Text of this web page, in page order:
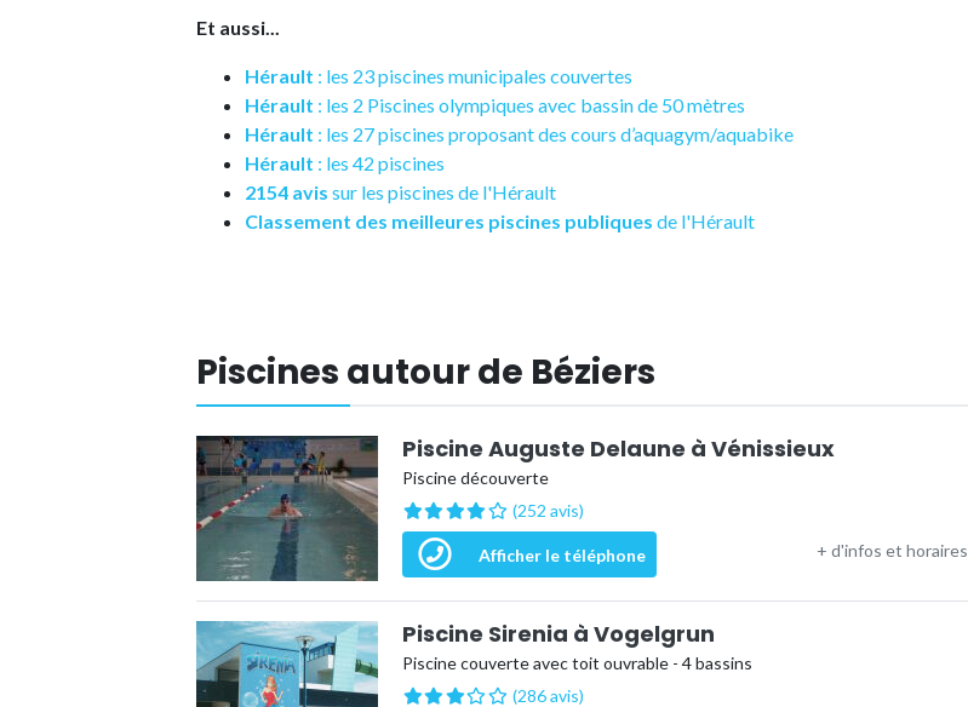
Et aussi...
Hérault : les 23 piscines municipales couvertes
Hérault : les 2 Piscines olympiques avec bassin de 50 mètres
Hérault : les 27 piscines proposant des cours d’aquagym/aquabike
Hérault : les 42 piscines
2154 avis sur les piscines de l'Hérault
Classement des meilleures piscines publiques de l'Hérault
Piscines autour de Béziers
Piscine Auguste Delaune à Vénissieux
Piscine découverte
(252 avis)
Afficher le téléphone + d'infos et horaires
Piscine Sirenia à Vogelgrun
Piscine couverte avec toit ouvrable - 4 bassins
(286 avis)